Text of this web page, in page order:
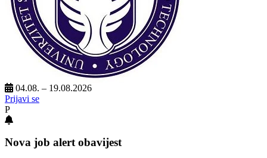
04.08. – 19.08.2026
Prijavi se
P
Nova job alert obavijest